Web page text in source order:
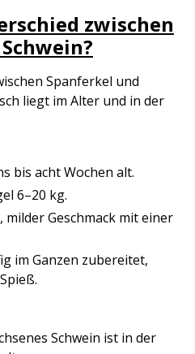
zwischen
Spanferkel und
liegt im Alter und in der
bis acht Wochen alt.
6–20 kg.
milder Geschmack mit einer
im Ganzen zubereitet,
Schwein ist in der